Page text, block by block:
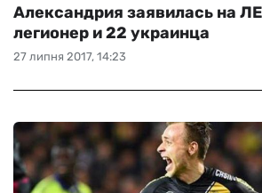
27 липня 2017, 14:23
Александрия заявилась на
легионер и 22 украинца